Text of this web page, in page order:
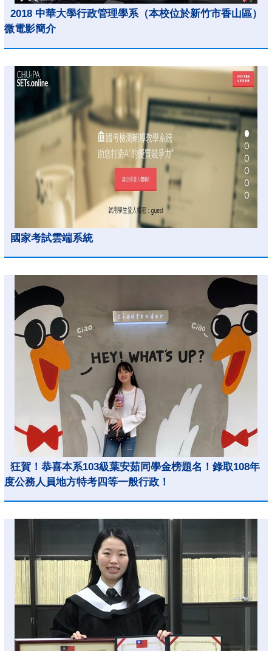
2018 中華大學行政管理學系（本校位於新竹市香山區）
微電影簡介
國家考試雲端系統
狂賀！恭喜本系103級葉安茹同學金榜題名！錄取108年
度公務人員地方特考四等一般行政！